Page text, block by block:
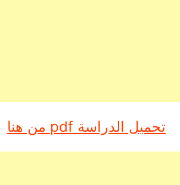
تحميل الدراسة pdf من هنا